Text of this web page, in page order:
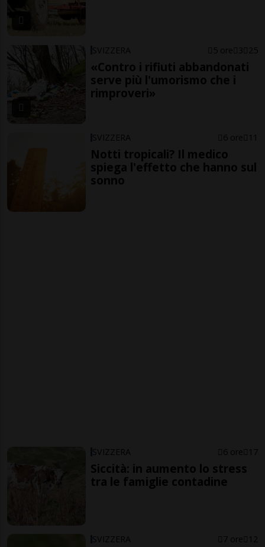
SVIZZERA 5 ore 3 25
«Contro i rifiuti abbandonati
serve più l'umorismo che i
rimproveri»
SVIZZERA 6 ore 11
Notti tropicali? Il medico
spiega l'effetto che hanno sul
sonno
SVIZZERA 6 ore 17
Siccità: in aumento lo stress
tra le famiglie contadine
SVIZZERA 7 ore 12